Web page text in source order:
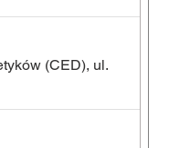
(CED), ul.